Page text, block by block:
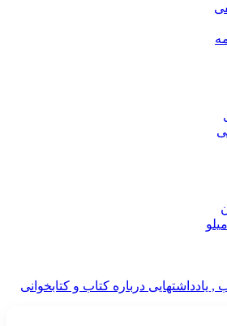
, یادداشتهایی درباره کتاب و کتابخوانی